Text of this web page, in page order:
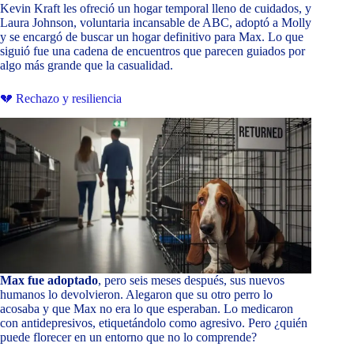
Kevin Kraft les ofreció un hogar temporal lleno de cuidados, y
Laura Johnson, voluntaria incansable de ABC, adoptó a Molly
y se encargó de buscar un hogar definitivo para Max. Lo que
siguió fue una cadena de encuentros que parecen guiados por
algo más grande que la casualidad.
💔 Rechazo y resiliencia
Max fue adoptado, pero seis meses después, sus nuevos
humanos lo devolvieron. Alegaron que su otro perro lo
acosaba y que Max no era lo que esperaban. Lo medicaron
con antidepresivos, etiquetándolo como agresivo. Pero ¿quién
puede florecer en un entorno que no lo comprende?